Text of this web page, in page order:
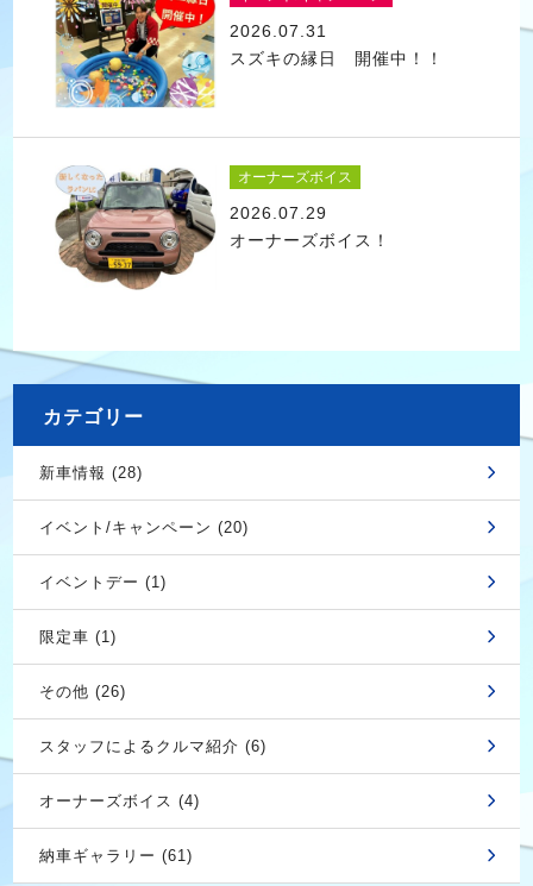
2026.07.31
スズキの縁日 開催中！！
オーナーズボイス
2026.07.29
オーナーズボイス！
カテゴリー
新車情報 (28)
イベント/キャンペーン (20)
イベントデー (1)
限定車 (1)
その他 (26)
スタッフによるクルマ紹介 (6)
オーナーズボイス (4)
納車ギャラリー (61)